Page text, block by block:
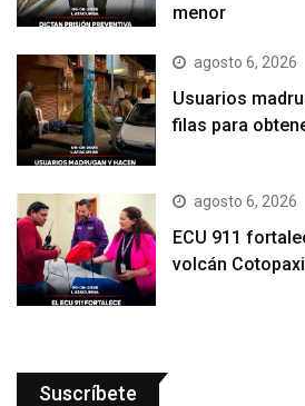
menor
agosto 6, 2026
Usuarios
filas para
agosto 6, 2026
ECU 911
volcán
Suscríbete